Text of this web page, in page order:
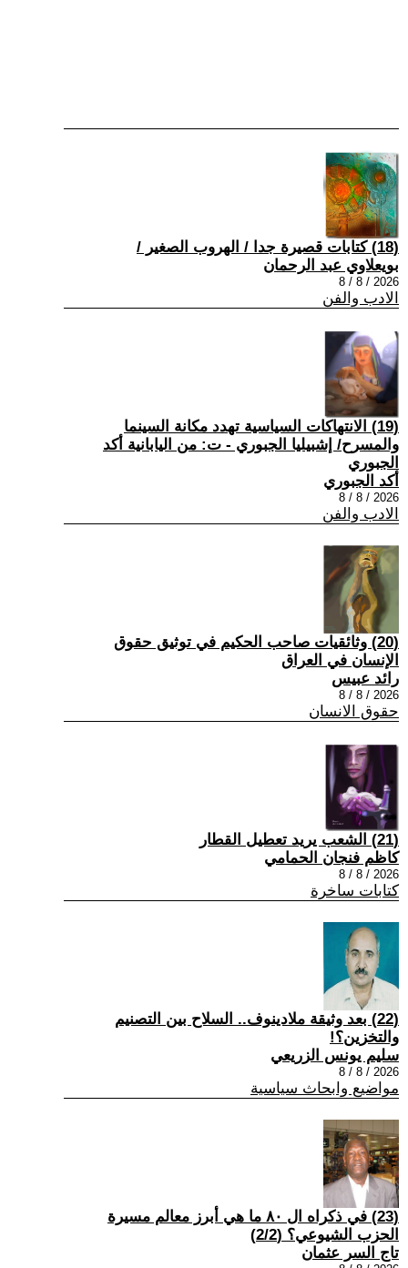
(18) كتابات قصيرة جدا / الهروب الصغير /
بويعلاوي عبد الرحمان
2026 / 8 / 8
الادب والفن
(19) الانتهاكات السياسية تهدد مكانة السينما
والمسرح/ إشبيليا الجبوري - ت: من اليابانية أكد
الجبوري
أكد الجبوري
2026 / 8 / 8
الادب والفن
(20) وثائقيات صاحب الحكيم في توثيق حقوق
الإنسان في العراق
رائد عبيس
2026 / 8 / 8
حقوق الانسان
(21) الشعب يريد تعطيل القطار
كاظم فنجان الحمامي
2026 / 8 / 8
كتابات ساخرة
(22) بعد وثيقة ملادينوف.. السلاح بين التصنيم
والتخزين؟!
سليم يونس الزريعي
2026 / 8 / 8
مواضيع وابحاث سياسية
(23) في ذكراه ال ٨٠ ما هي أبرز معالم مسيرة
الحزب الشيوعي؟ (2/2)
تاج السر عثمان